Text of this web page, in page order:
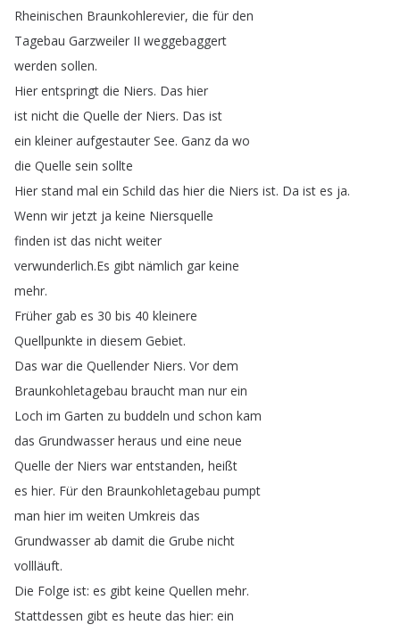
Rheinischen Braunkohlerevier, die für den
Tagebau Garzweiler II weggebaggert
werden sollen.
Hier entspringt die Niers. Das hier
ist nicht die Quelle der Niers. Das ist
ein kleiner aufgestauter See. Ganz da wo
die Quelle sein sollte
Hier stand mal ein Schild das hier die Niers ist. Da ist es ja.
Wenn wir jetzt ja keine Niersquelle
finden ist das nicht weiter
verwunderlich.Es gibt nämlich gar keine
mehr.
Früher gab es 30 bis 40 kleinere
Quellpunkte in diesem Gebiet.
Das war die Quellender Niers. Vor dem
Braunkohletagebau braucht man nur ein
Loch im Garten zu buddeln und schon kam
das Grundwasser heraus und eine neue
Quelle der Niers war entstanden, heißt
es hier. Für den Braunkohletagebau pumpt
man hier im weiten Umkreis das
Grundwasser ab damit die Grube nicht
vollläuft.
Die Folge ist: es gibt keine Quellen mehr.
Stattdessen gibt es heute das hier: ein